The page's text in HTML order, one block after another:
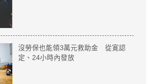
沒勞保也能領3萬元救助金 從寛認
定、24小時內發放